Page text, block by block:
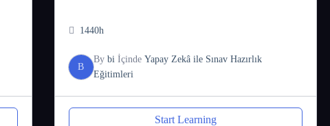
1440h
B
By bi İçinde Yapay Zekâ ile Sınav Hazırlık
Eğitimleri
Start Learning